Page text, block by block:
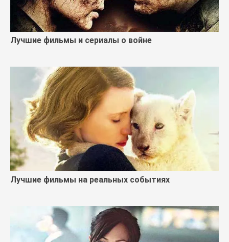
Лучшие фильмы и сериалы о войне
Лучшие фильмы на реальных событиях